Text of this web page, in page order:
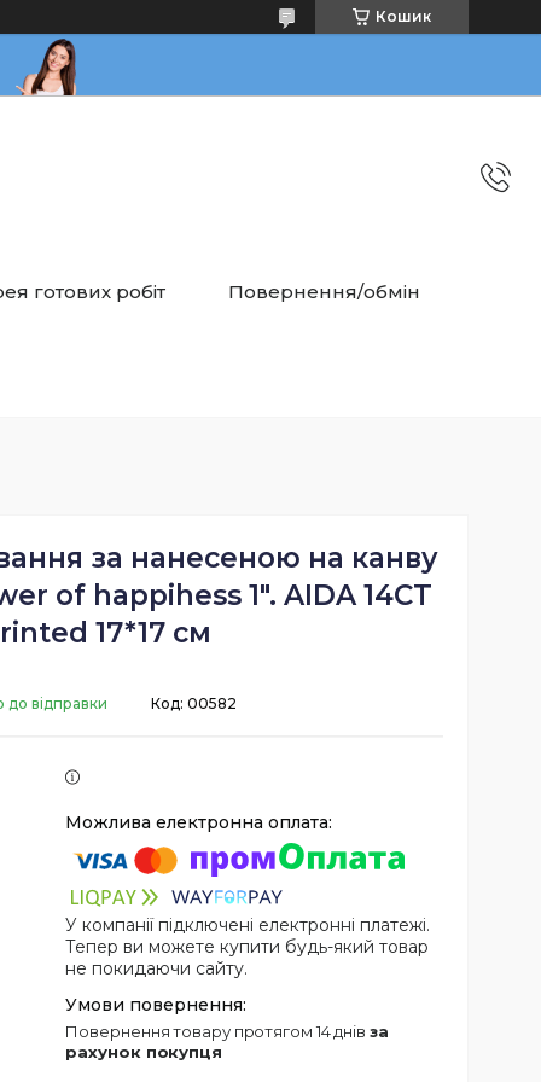
Кошик
готових робіт Повернення/обмін
за нанесеною на канву
of happihess 1". AIDA 14CT
17*17 см
до відправки Код: 00582
У компанії підключені електронні платежі.
Тепер ви можете купити будь-який товар
не покидаючи сайту.
повернення товару протягом 14 днів за
рахунок покупця